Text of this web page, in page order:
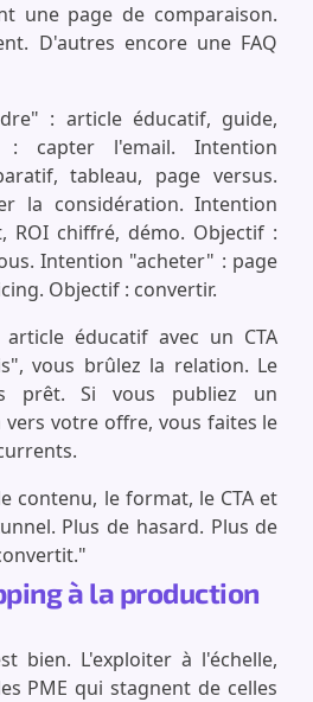
une page de comparaison.
D'autres encore une FAQ
: article éducatif, guide,
: capter l'email. Intention
tableau, page versus.
la considération. Intention
ROI chiffré, démo. Objectif :
Intention "acheter" : page
Objectif : convertir.
éducatif avec un CTA
vous brûlez la relation. Le
prêt. Si vous publiez un
votre offre, vous faites le
contenu, le format, le CTA et
Plus de hasard. Plus de
à la production
bien. L'exploiter à l'échelle,
PME qui stagnent de celles